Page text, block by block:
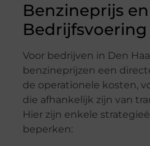
Benzineprijs en
Bedrijfsvoering
Voor bedrijven in Den
benzineprijzen een
de operationele kosten,
die afhankelijk zijn van
Hier zijn enkele
beperken: